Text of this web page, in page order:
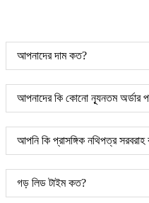
আপনাদের দাম কত?
আপনাদের কি কোনো ন্যূনতম অর্ডার
আপনি কি প্রাসঙ্গিক নথিপত্র সরবরাহ
গড় লিড টাইম কত?